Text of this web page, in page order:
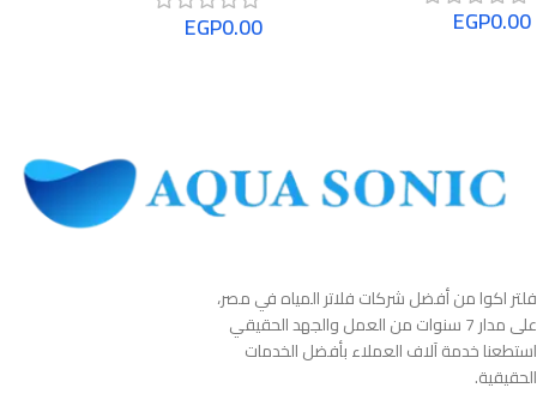
EGP0.00
EGP0.00
فلتر اكوا من أفضل شركات فلاتر المياه في مصر،
على مدار 7 سنوات من العمل والجهد الحقيقي
استطعنا خدمة آلاف العملاء بأفضل الخدمات
الحقيقية.